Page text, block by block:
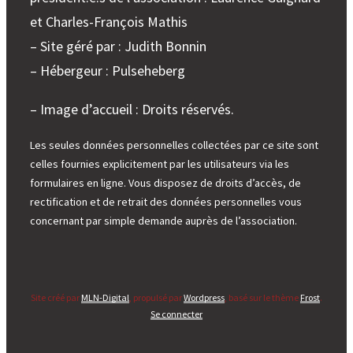
et Charles-François Mathis
– Site géré par : Judith Bonnin
– Hébergeur : Pulseheberg
– Image d’accueil : Droits réservés.
Les seules données personnelles collectées par ce site sont
celles fournies explicitement par les utilisateurs via les
formulaires en ligne. Vous disposez de droits d’accès, de
rectification et de retrait des données personnelles vous
concernant par simple demande auprès de l’association.
Site créé par MLN-Digital , propulsé parWordpress , basé sur le thème Frost.
Se connecter